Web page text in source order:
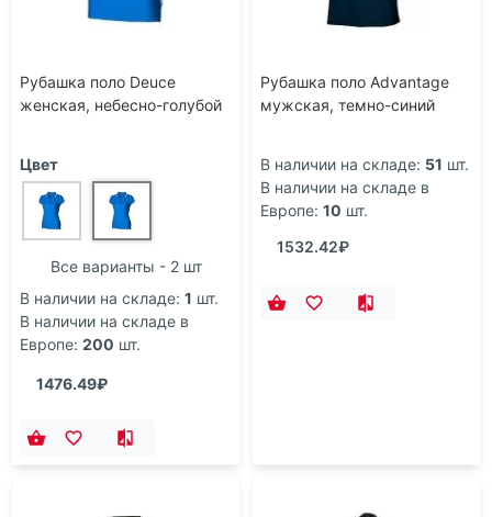
Рубашка поло Deuce
женская, небесно-голубой
Цвет
Все варианты - 2 шт
В наличии на складе: 1 шт.
В наличии на складе в
Европе: 200 шт.
1476.49₽
Рубашка поло Advantage
мужская, темно-синий
В наличии на складе: 51 шт.
В наличии на складе в
Европе: 10 шт.
1532.42₽